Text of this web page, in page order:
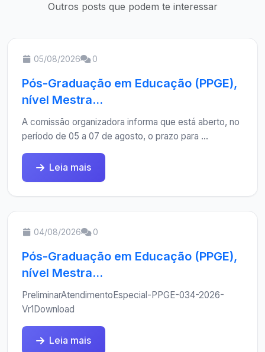
Outros posts que podem te interessar
05/08/2026 0
Pós-Graduação em Educação (PPGE),
nível Mestra...
A comissão organizadora informa que está aberto, no
período de 05 a 07 de agosto, o prazo para ...
Leia mais
04/08/2026 0
Pós-Graduação em Educação (PPGE),
nível Mestra...
PreliminarAtendimentoEspecial-PPGE-034-2026-
Vr1Download
Leia mais